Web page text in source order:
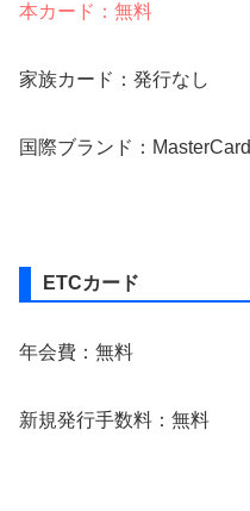
本カード：無料
家族カード：発行なし
国際ブランド：MasterCard
ETCカード
年会費：無料
新規発行手数料：無料